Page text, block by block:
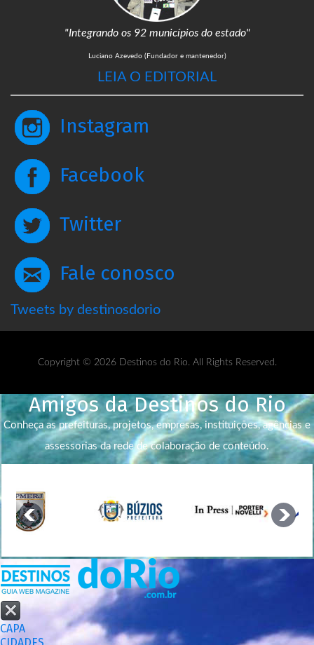
"Integrando os 92 municípios do estado"
Luciano Azevedo (Fundador e mantenedor)
LEIA O EDITORIAL
Instagram
Facebook
Twitter
Fale conosco
Tweets by destinosdorio
Copyright © 2026 Destinos do Rio. All Rights Reserved.
Amigos da Destinos do Rio
Conheça as prefeituras, projetos, empresas, instituições, agências e
assessorias da rede de colaboração de conteúdo.